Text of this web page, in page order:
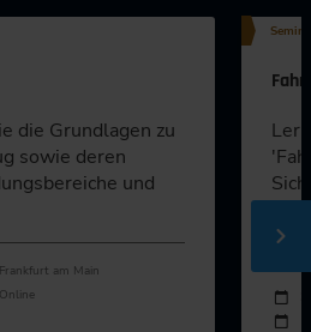
die Grundlagen zu
sowie deren
und
Frankfurt am Main
Online